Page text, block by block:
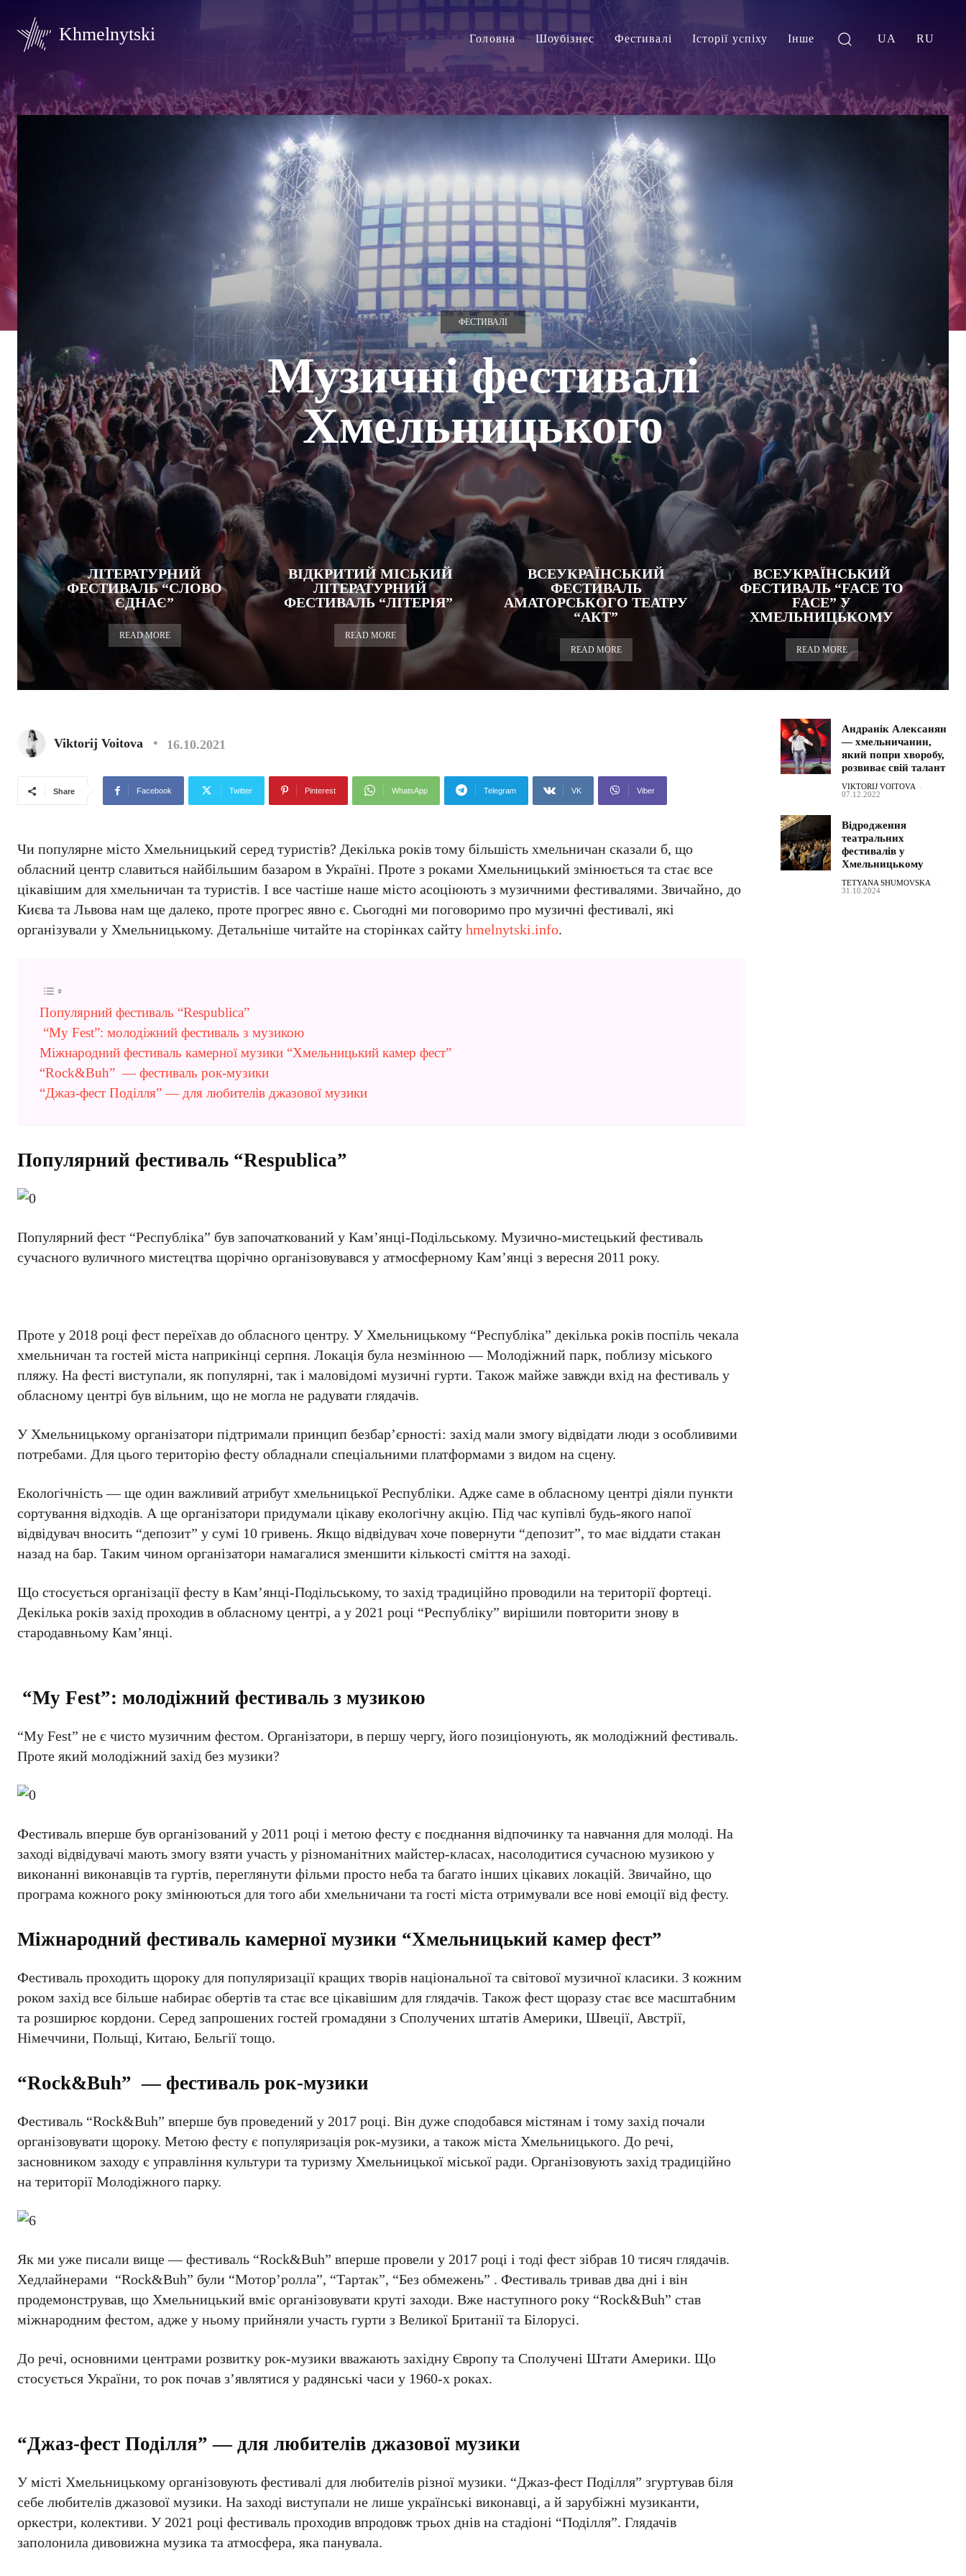
Khmelnytski Головна Шоубізнес Фестивалі Історії успіху Інше UA RU
ФЕСТИВАЛІ
Музичні фестивалі
Хмельницького
ЛІТЕРАТУРНИЙ
ФЕСТИВАЛЬ “СЛОВО
ЄДНАЄ”
READ MORE
ВІДКРИТИЙ МІСЬКИЙ
ЛІТЕРАТУРНИЙ
ФЕСТИВАЛЬ “ЛІТЕРІЯ”
READ MORE
ВСЕУКРАЇНСЬКИЙ
ФЕСТИВАЛЬ
АМАТОРСЬКОГО ТЕАТРУ
“АКТ”
READ MORE
ВСЕУКРАЇНСЬКИЙ
ФЕСТИВАЛЬ “FACE TO
FACE” У
ХМЕЛЬНИЦЬКОМУ
READ MORE
Viktorij Voitova 16.10.2021
Share Facebook Twitter Pinterest WhatsApp Telegram VK Viber
Чи популярне місто Хмельницький серед туристів? Декілька років тому більшість хмельничан сказали б, що
обласний центр славиться найбільшим базаром в Україні. Проте з роками Хмельницький змінюється та стає все
цікавішим для хмельничан та туристів. І все частіше наше місто асоціюють з музичними фестивалями. Звичайно, до
Києва та Львова нам ще далеко, проте прогрес явно є. Сьогодні ми поговоримо про музичні фестивалі, які
організували у Хмельницькому. Детальніше читайте на сторінках сайту hmelnytski.info.
Популярний фестиваль “Respublica”
“My Fest”: молодіжний фестиваль з музикою
Міжнародний фестиваль камерної музики “Хмельницький камер фест”
“Rock&Buh” — фестиваль рок-музики
“Джаз-фест Поділля” — для любителів джазової музики
Популярний фестиваль “Respublica”
Популярний фест “Республіка” був започаткований у Кам’янці-Подільському. Музично-мистецький фестиваль
сучасного вуличного мистецтва щорічно організовувався у атмосферному Кам’янці з вересня 2011 року.
Проте у 2018 році фест переїхав до обласного центру. У Хмельницькому “Республіка” декілька років поспіль чекала
хмельничан та гостей міста наприкінці серпня. Локація була незмінною — Молодіжний парк, поблизу міського
пляжу. На фесті виступали, як популярні, так і маловідомі музичні гурти. Також майже завжди вхід на фестиваль у
обласному центрі був вільним, що не могла не радувати глядачів.
У Хмельницькому організатори підтримали принцип безбар’єрності: захід мали змогу відвідати люди з особливими
потребами. Для цього територію фесту обладнали спеціальними платформами з видом на сцену.
Екологічність — ще один важливий атрибут хмельницької Республіки. Адже саме в обласному центрі діяли пункти
сортування відходів. А ще організатори придумали цікаву екологічну акцію. Під час купівлі будь-якого напої
відвідувач вносить “депозит” у сумі 10 гривень. Якщо відвідувач хоче повернути “депозит”, то має віддати стакан
назад на бар. Таким чином організатори намагалися зменшити кількості сміття на заході.
Що стосується організації фесту в Кам’янці-Подільському, то захід традиційно проводили на території фортеці.
Декілька років захід проходив в обласному центрі, а у 2021 році “Республіку” вирішили повторити знову в
стародавньому Кам’янці.
“My Fest”: молодіжний фестиваль з музикою
“My Fest” не є чисто музичним фестом. Організатори, в першу чергу, його позиціонують, як молодіжний фестиваль.
Проте який молодіжний захід без музики?
Фестиваль вперше був організований у 2011 році і метою фесту є поєднання відпочинку та навчання для молоді. На
заході відвідувачі мають змогу взяти участь у різноманітних майстер-класах, насолодитися сучасною музикою у
виконанні виконавців та гуртів, переглянути фільми просто неба та багато інших цікавих локацій. Звичайно, що
програма кожного року змінюються для того аби хмельничани та гості міста отримували все нові емоції від фесту.
Міжнародний фестиваль камерної музики “Хмельницький камер фест”
Фестиваль проходить щороку для популяризації кращих творів національної та світової музичної класики. З кожним
роком захід все більше набирає обертів та стає все цікавішим для глядачів. Також фест щоразу стає все масштабним
та розширює кордони. Серед запрошених гостей громадяни з Сполучених штатів Америки, Швеції, Австрії,
Німеччини, Польщі, Китаю, Бельгії тощо.
“Rock&Buh” — фестиваль рок-музики
Фестиваль “Rock&Buh” вперше був проведений у 2017 році. Він дуже сподобався містянам і тому захід почали
організовувати щороку. Метою фесту є популяризація рок-музики, а також міста Хмельницького. До речі,
засновником заходу є управління культури та туризму Хмельницької міської ради. Організовують захід традиційно
на території Молодіжного парку.
Як ми уже писали вище — фестиваль “Rock&Buh” вперше провели у 2017 році і тоді фест зібрав 10 тисяч глядачів.
Хедлайнерами “Rock&Buh” були “Мотор’ролла”, “Тартак”, “Без обмежень” . Фестиваль тривав два дні і він
продемонстрував, що Хмельницький вміє організовувати круті заходи. Вже наступного року “Rock&Buh” став
міжнародним фестом, адже у ньому прийняли участь гурти з Великої Британії та Білорусі.
До речі, основними центрами розвитку рок-музики вважають західну Європу та Сполучені Штати Америки. Що
стосується України, то рок почав з’являтися у радянські часи у 1960-х роках.
“Джаз-фест Поділля” — для любителів джазової музики
У місті Хмельницькому організовують фестивалі для любителів різної музики. “Джаз-фест Поділля” згуртував біля
себе любителів джазової музики. На заході виступали не лише українські виконавці, а й зарубіжні музиканти,
оркестри, колективи. У 2021 році фестиваль проходив впродовж трьох днів на стадіоні “Поділля”. Глядачів
заполонила дивовижна музика та атмосфера, яка панувала.
Андранік Алексанян
— хмельничанин,
який попри хворобу,
розвиває свій талант
VIKTORIJ VOITOVA -
07.12.2022
Відродження
театральних
фестивалів у
Хмельницькому
TETYANA SHUMOVSKA -
31.10.2024